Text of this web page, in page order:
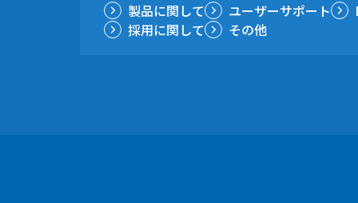
製品に関して ユーザーサポート
採用に関して
その他